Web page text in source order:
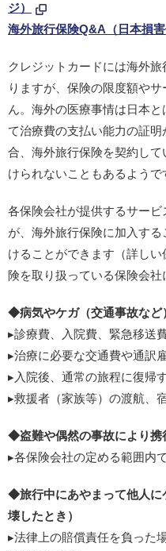
ジ）
海外旅行保険Q&A（日本損害
クレジットカードには海外
りますが、保険の限度額や
ん。海外の医療事情は日本
て治療費の支払い能力の証
合、海外旅行保険を契約し
けられないこともあるようで
各保険会社が提供するサー
が、海外旅行保険に加入す
けることができます（詳し
険を取り扱っている保険会社
◆病気やケガ（交通事故など
▸診療費、入院費、緊急移送
▸治療に必要な交通費や通訳
▸入院後、通常の旅程に復帰
▸救援者（家族等）の渡航、
◆盗難や偶然の事故により携
▸各保険会社の定める範囲内
◆旅行中にあやまって他人に
壊したとき）
▸法律上の賠償責任を負った